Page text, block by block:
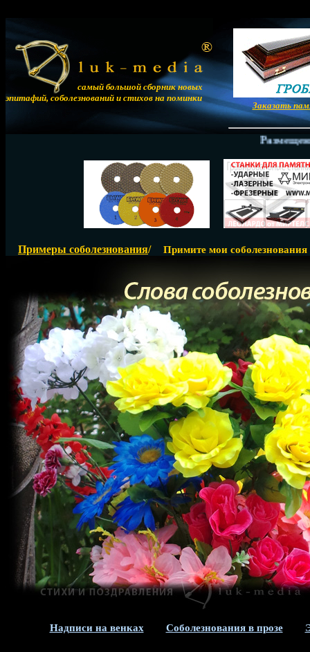
самый большой сборник новых
эпитафий, соболезнований и стихов на поминки
Заказать
Размещение
Примеры соболезнования/ Примите мои
Надписи на венках Соболезнования в прозе